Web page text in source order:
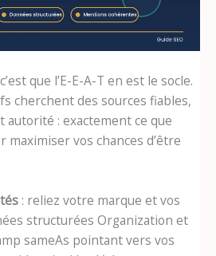
que l’E-E-A-T en est le socle.
cherchent des sources fiables,
: exactement ce que
maximiser vos chances d’être
: reliez votre marque et vos
structurées Organization et
sameAs pointant vers vos